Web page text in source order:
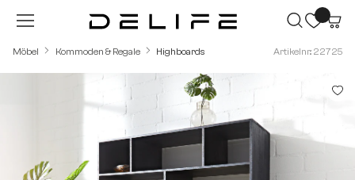
Zum Hauptinhalt springen
Möbel Kommoden & Regale Highboards Artikelnr.: 22725
Bildergalerie überspringen